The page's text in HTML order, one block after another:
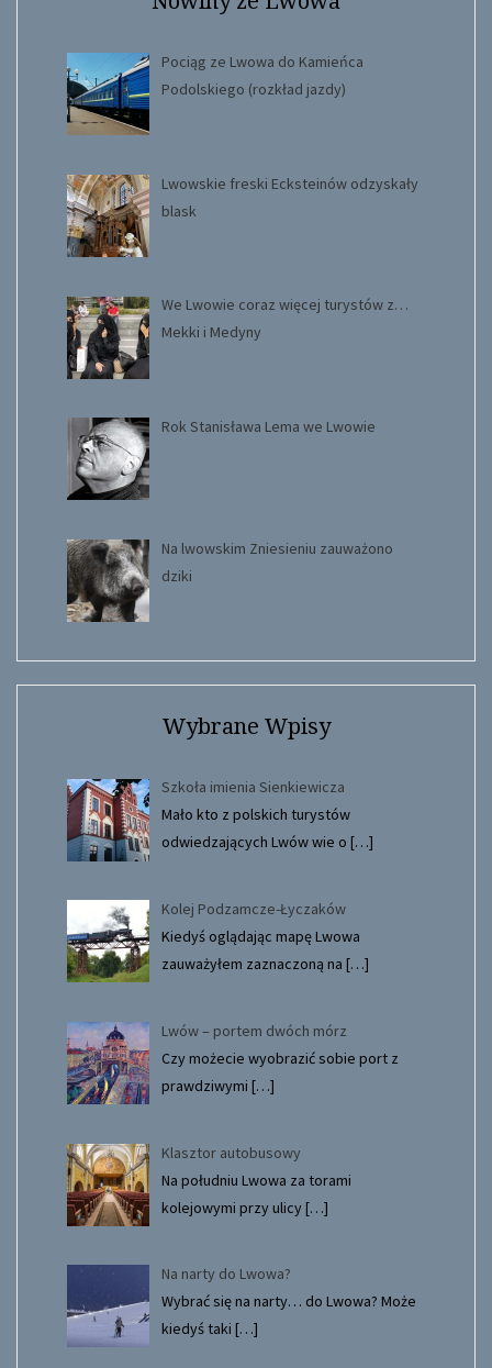
Pociąg ze Lwowa do Kamieńca
Podolskiego (rozkład jazdy)
Lwowskie freski Ecksteinów odzyskały
blask
We Lwowie coraz więcej turystów z…
Mekki i Medyny
Rok Stanisława Lema we Lwowie
Na lwowskim Zniesieniu zauważono
dziki
Wybrane Wpisy
Szkoła imienia Sienkiewicza
Mało kto z polskich turystów
odwiedzających Lwów wie o […]
Kolej Podzamcze-Łyczaków
Kiedyś oglądając mapę Lwowa
zauważyłem zaznaczoną na […]
Lwów – portem dwóch mórz
Czy możecie wyobrazić sobie port z
prawdziwymi […]
Klasztor autobusowy
Na południu Lwowa za torami
kolejowymi przy ulicy[…]
Na narty do Lwowa?
Wybrać się na narty… do Lwowa? Może
kiedyś taki […]